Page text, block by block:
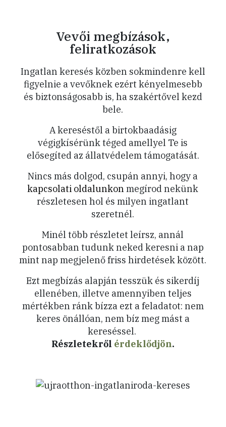
Vevői megbízások,
feliratkozások
Ingatlan keresés közben sokmindenre kell
figyelnie a vevőknek ezért kényelmesebb
és biztonságosabb is, ha szakértővel kezd
bele.
A kereséstől a birtokbaadásig
végigkísérünk téged amellyel Te is
elősegíted az állatvédelem támogatását.
Nincs más dolgod, csupán annyi, hogy a
kapcsolati oldalunkon megírod nekünk
részletesen hol és milyen ingatlant
szeretnél.
Minél több részletet leírsz, annál
pontosabban tudunk neked keresni a nap
mint nap megjelenő friss hirdetések között.
Ezt megbízás alapján tesszük és sikerdíj
ellenében, illetve amennyiben teljes
mértékben ránk bízza ezt a feladatot: nem
keres önállóan, nem bíz meg mást a
kereséssel.
Részletekről érdeklődjön.